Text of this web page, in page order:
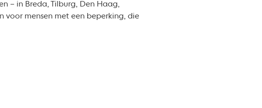
– in Breda, Tilburg, Den Haag,
voor mensen met een beperking, die